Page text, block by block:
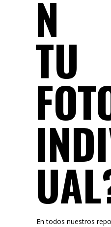
N
TU
En todos nuestros